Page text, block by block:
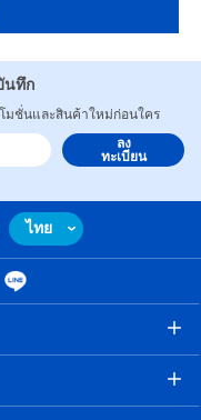
นทึก
โมชั่นและสินค้าใหม่ก่อนใคร
ลง
ทะเบียน
ไทย